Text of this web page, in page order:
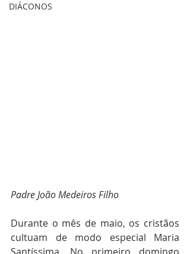
DIÁCONOS
Padre João Medeiros Filho
Durante o mês de maio, os cristãos
cultuam de modo especial Maria